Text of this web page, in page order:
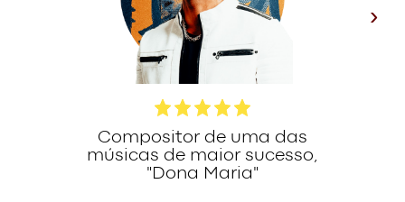
›
Compositor de uma das
músicas de maior sucesso,
"Dona Maria"